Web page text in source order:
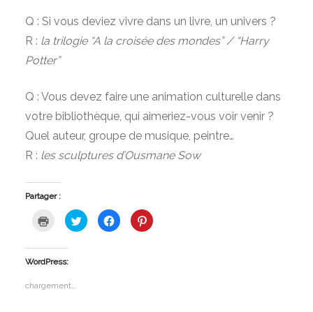
Q : Si vous deviez vivre dans un livre, un univers ?
R : la trilogie “A la croisée des mondes” / “Harry
Potter”
Q : Vous devez faire une animation culturelle dans
votre bibliothèque, qui aimeriez-vous voir venir ?
Quel auteur, groupe de musique, peintre…
R : les sculptures d’Ousmane Sow
Partager :
Cliquer
pour
imprimer(ouvre
une
nouvelle
fenêtre)
Cliquez
pour
partager
Cliquez
pour
partager
Cliquez
pour
WordPress:
chargement…